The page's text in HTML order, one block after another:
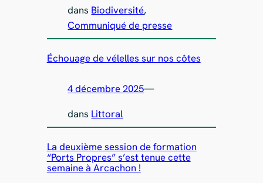
dans Biodiversité
Communiqué de presse
Échouage de vélelles sur nos côtes
4 décembre 2025—
dans Littoral
La deuxième session de formation
“Ports Propres” s’est tenue cette
semaine à Arcachon !